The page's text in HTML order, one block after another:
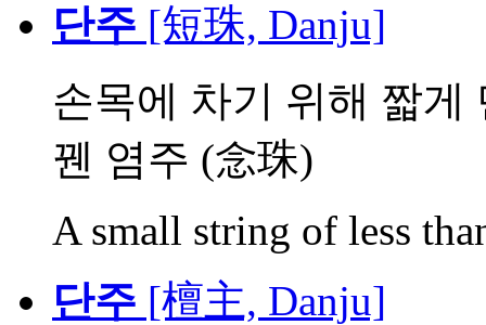
단주 [短珠, Danju]
손목에 차기 위해 짧게
꿴 염주 (念珠)
A small string of less
단주 [檀主, Danju]